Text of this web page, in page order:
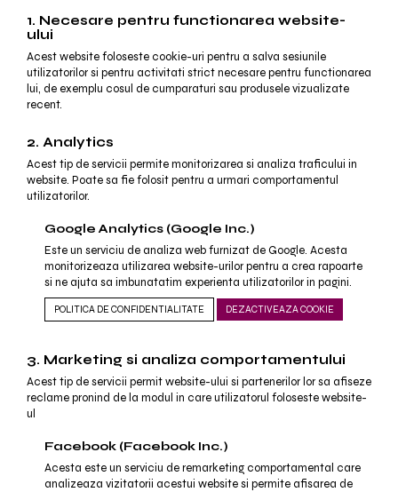
1. Necesare pentru functionarea website-
ului
Acest website foloseste cookie-uri pentru a salva sesiunile
utilizatorilor si pentru activitati strict necesare pentru functionarea
lui, de exemplu cosul de cumparaturi sau produsele vizualizate
recent.
2. Analytics
Acest tip de servicii permite monitorizarea si analiza traficului in
website. Poate sa fie folosit pentru a urmari comportamentul
utilizatorilor.
Google Analytics (Google Inc.)
Este un serviciu de analiza web furnizat de Google. Acesta
monitorizeaza utilizarea website-urilor pentru a crea rapoarte
si ne ajuta sa imbunatatim experienta utilizatorilor in pagini.
POLITICA DE CONFIDENTIALITATE DEZACTIVEAZA COOKIE
3. Marketing si analiza comportamentului
Acest tip de servicii permit website-ului si partenerilor lor sa afiseze
reclame pronind de la modul in care utilizatorul foloseste website-
ul
Facebook (Facebook Inc.)
Acesta este un serviciu de remarketing comportamental care
analizeaza vizitatorii acestui website si permite afisarea de